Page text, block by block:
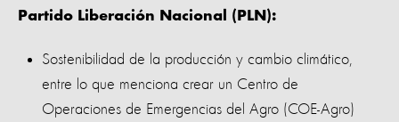
Partido Liberación Nacional (PLN):
Sostenibilidad de la producción y cambio climático,
entre lo que menciona crear un Centro de
Operaciones de Emergencias del Agro (COE-Agro)